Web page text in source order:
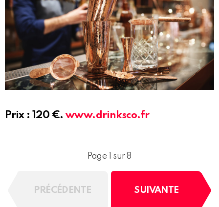
Prix : 120 €.www.drinksco.fr
Page 1 sur 8
PRÉCÉDENTE SUIVANTE